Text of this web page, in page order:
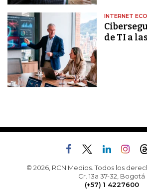
INTERNET
de TI a
© 2026, RCN Medios. Todos los
Cr. 13a 37-32, Bogotá
(+57) 1 4227600